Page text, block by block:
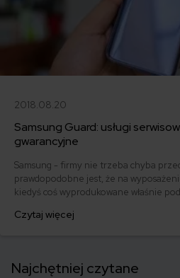
2018.08.20
Samsung Guard: usługi
gwarancyjne
Samsung - firmy nie trzeba chyba
prawdopodobne jest, że na
kiedyś coś wyprodukowane właśnie
Guard. Program ten obejmuje usługi
Czytaj więcej
Najchętniej czytane